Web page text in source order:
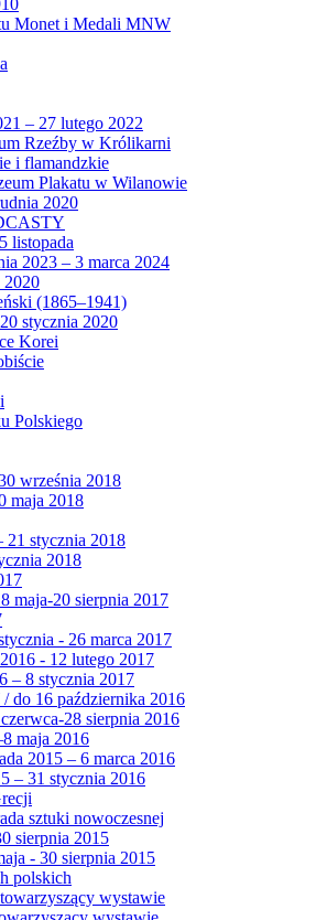
Monet i Medali MNW
– 27 lutego 2022
Rzeźby w Królikarni
i flamandzkie
Plakatu w Wilanowie
2020
listopada
2023 – 3 marca 2024
2020
(1865–1941)
stycznia 2020
Korei
Polskiego
września 2018
maja 2018
21 stycznia 2018
2018
maja-20 sierpnia 2017
- 26 marca 2017
- 12 lutego 2017
– 8 stycznia 2017
do 16 października 2016
28 sierpnia 2016
maja 2016
2015 – 6 marca 2016
– 31 stycznia 2016
sztuki nowoczesnej
sierpnia 2015
- 30 sierpnia 2015
polskich
wystawie